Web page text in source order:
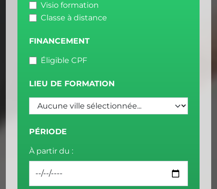
Visio formation
Classe à distance
FINANCEMENT
Éligible CPF
LIEU DE FORMATION
PÉRIODE
À partir du :